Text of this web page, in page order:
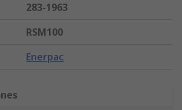
283-1963
RSM100
Enerpac